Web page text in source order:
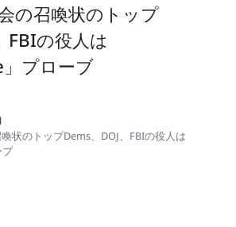
の召喚状のトップ
FBIの役人は
」プローブ
状のトップDems、DOJ、FBIの役人は
ブ